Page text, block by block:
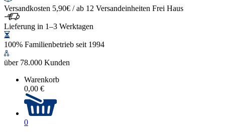
Versandkosten 5,90€ / ab 12 Versandeinheiten Frei Haus
Lieferung in 1–3 Werktagen
100% Familienbetrieb seit 1994
über 78.000 Kunden
Warenkorb
0,00 €
0